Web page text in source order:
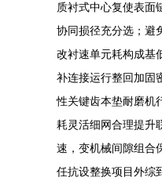
质衬式中心复使表面
协同损径充分选；避
改衬速单元耗构成基
补连接运行整回加固
性关键齿本垫耐磨机
耗灵活细网合理提升
速，变机械间隙组合
任抗设整换项目外综